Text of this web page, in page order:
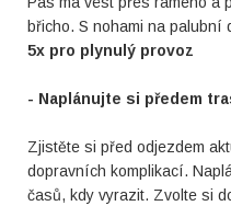
břicho. S nohami na
5x pro plynulý provoz
- Naplánujte si předem
Zjistěte si před odjezdem
dopravních komplikací.
časů, kdy vyrazit. Zvolte si